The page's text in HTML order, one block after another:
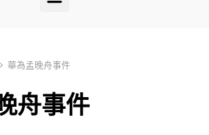
華為孟晚舟事件
舟事件